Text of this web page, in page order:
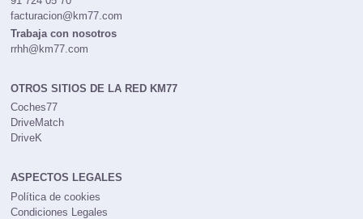
facturacion@km77.com
Trabaja con nosotros
rrhh@km77.com
OTROS SITIOS DE LA RED KM77
Coches77
DriveMatch
DriveK
ASPECTOS LEGALES
Política de cookies
Condiciones Legales